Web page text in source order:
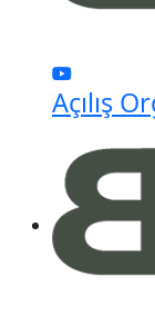
Açılış